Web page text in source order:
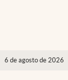
6 de agosto de 2026